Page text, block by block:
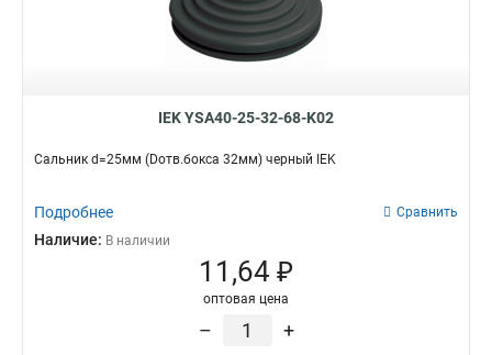
IEK YSA40-25-32-68-K02
Сальник d=25мм (Dотв.бокса 32мм) черный IEK
Подробнее Сравнить
Наличие: В наличии
11,64 ₽
оптовая цена
– +